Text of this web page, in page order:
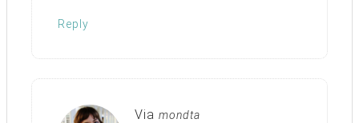
Reply
Via mondta